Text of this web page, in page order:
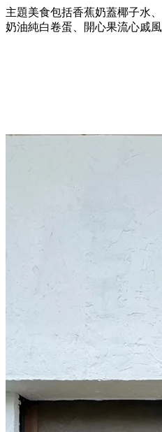
主題美食包括香蕉奶蓋椰子水
奶油純白卷蛋、開心果流心戚